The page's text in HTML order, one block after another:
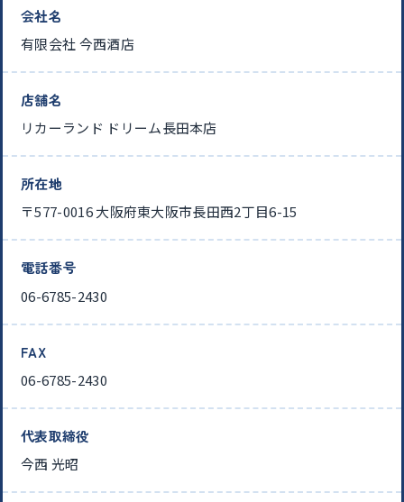
会社名
有限会社 今西酒店
店舗名
リカーランド ドリーム長田本店
所在地
〒577-0016 大阪府東大阪市長田西2丁目6-15
電話番号
06-6785-2430
FAX
06-6785-2430
代表取締役
今西 光昭